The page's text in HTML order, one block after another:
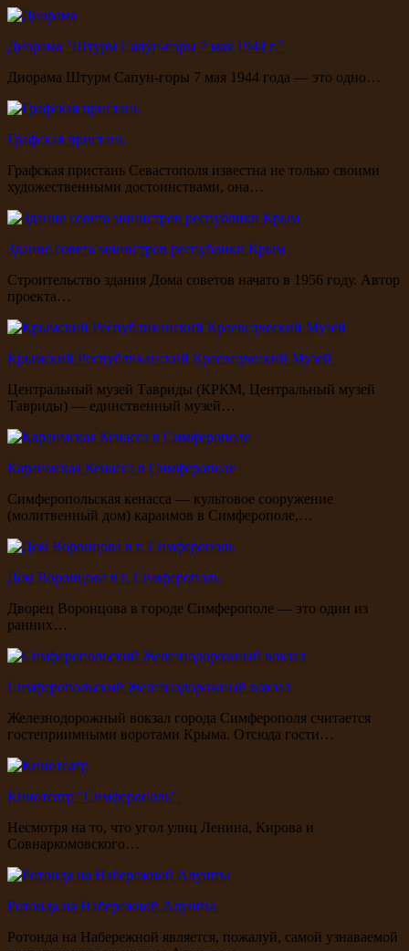
Диорама "Штурм Сапун-горы 7 мая 1944 г."
Диорама Штурм Сапун-горы 7 мая 1944 года — это одно…
Графская пристань
Графская пристань Севастополя известна не только своими
художественными достоинствами, она…
Здание совета министров республики Крым
Строительство здания Дома советов начато в 1956 году. Автор
проекта…
Крымский Республиканский Краеведческий Музей
Центральный музей Тавриды (КРКМ, Центральный музей
Тавриды) — единственный музей…
Караимская Кенасса в Симферополе
Симферопольская кенасса — культовое сооружение
(молитвенный дом) караимов в Симферополе,…
Дом Воронцова в г. Симферополь
Дворец Воронцова в городе Симферополе — это один из
ранних…
Симферопольский Железнодорожный вокзал
Железнодорожный вокзал города Симферополя считается
гостеприимными воротами Крыма. Отсюда гости…
Кинотеатр "Симферополь"
Несмотря на то, что угол улиц Ленина, Кирова и
Совнаркомовского…
Ротонда на Набережной Алушты
Ротонда на Набережной является, пожалуй, самой узнаваемой